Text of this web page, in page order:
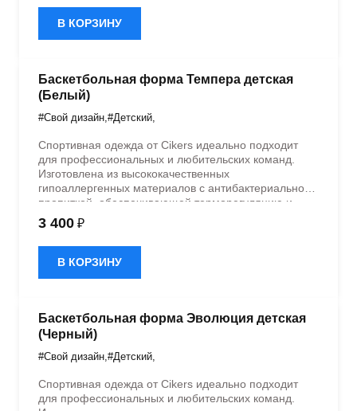
дизайном.
В КОРЗИНУ
Баскетбольная форма Темпера детская
(Белый)
#Свой дизайн #Детский
Спортивная одежда от Cikers идеально подходит
для профессиональных и любительских команд.
Изготовлена из высококачественных
гипоаллергенных материалов с антибактериальной
пропиткой, обеспечивающей терморегуляцию и
быстрое влагоотведение. Одежда обладает
эластичностью в 5 направлениях и стильным
дизайном.
3 400 ₽
В КОРЗИНУ
Баскетбольная форма Эволюция детская
(Черный)
#Свой дизайн #Детский
Спортивная одежда от Cikers идеально подходит
для профессиональных и любительских команд.